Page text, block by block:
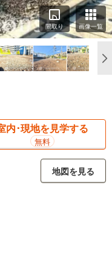
間取り 画像一覧
内･現地を見学する
無料
地図を見る